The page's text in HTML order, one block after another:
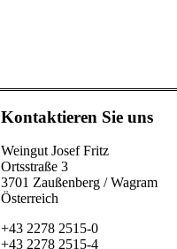
Kontaktieren Sie uns
Weingut Josef Fritz
Ortsstraße 3
3701 Zaußenberg / Wagram
Österreich
+43 2278 2515-0
+43 2278 2515-4